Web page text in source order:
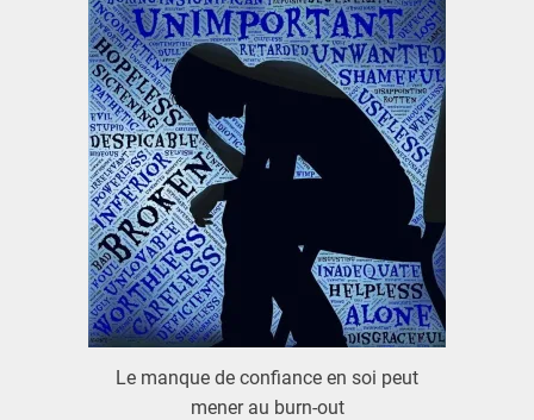
Le manque de confiance en soi peut
mener au burn-out